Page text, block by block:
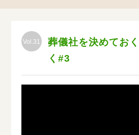
Vol.31
葬儀社を決めてお
く#3